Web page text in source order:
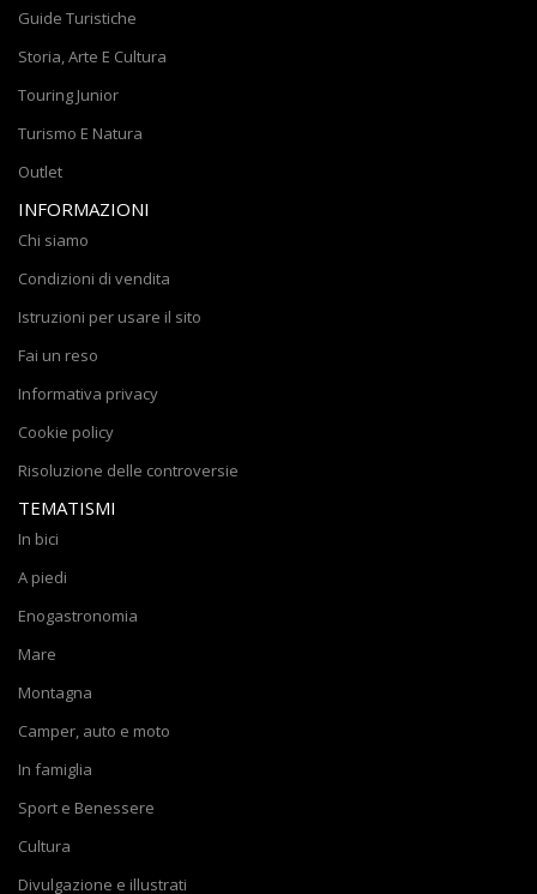
Guide Turistiche
Storia, Arte E Cultura
Touring Junior
Turismo E Natura
Outlet
INFORMAZIONI
Chi siamo
Condizioni di vendita
Istruzioni per usare il sito
Fai un reso
Informativa privacy
Cookie policy
Risoluzione delle controversie
TEMATISMI
In bici
A piedi
Enogastronomia
Mare
Montagna
Camper, auto e moto
In famiglia
Sport e Benessere
Cultura
Divulgazione e illustrati